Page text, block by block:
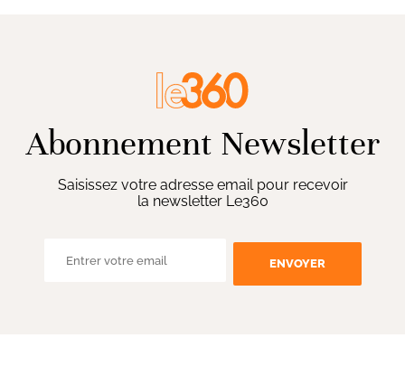
Abonnement Newsletter
Saisissez votre adresse email pour recevoir
la newsletter Le360
ENVOYER